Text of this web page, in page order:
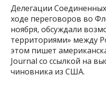
Делегации
ходе переговоров во
ноября, обсуждали
территориями» между
этом пишет
Journal со ссылкой на
чиновника из США.